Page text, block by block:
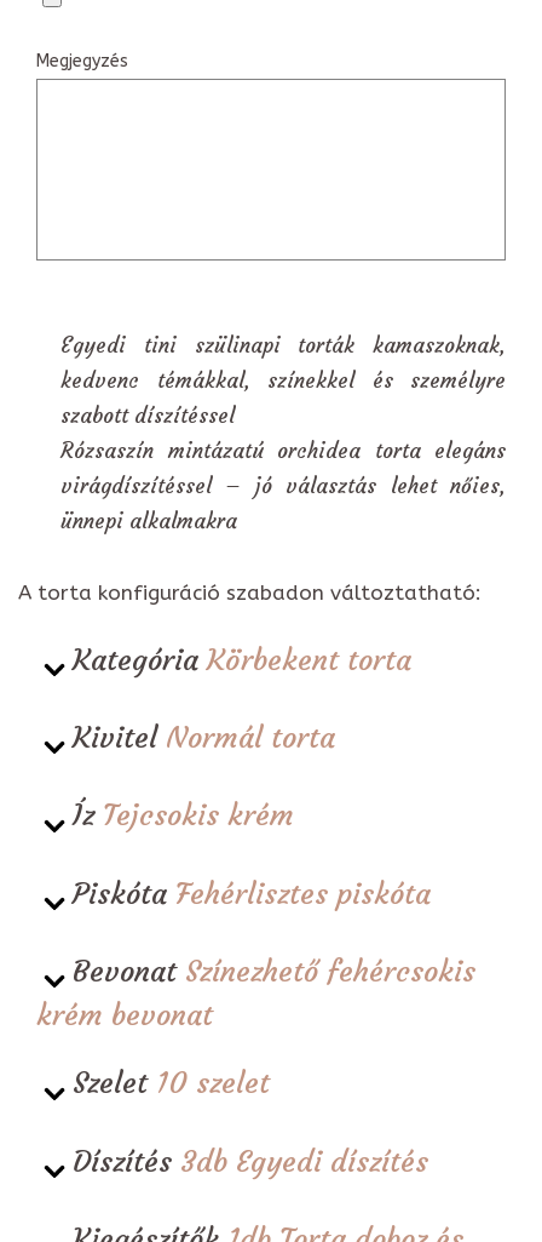
Megjegyzés
Egyedi tini szülinapi torták kamaszoknak,
kedvenc témákkal, színekkel és személyre
szabott díszítéssel
Rózsaszín mintázatú orchidea torta elegáns
virágdíszítéssel – jó választás lehet nőies,
ünnepi alkalmakra
A torta konfiguráció szabadon változtatható:
KategóriaKörbekent torta
Kivitel Normál torta
Íz Tejcsokis krém
Piskóta Fehérlisztes piskóta
Bevonat Színezhető fehércsokis
krém bevonat
Szelet 10 szelet
Díszítés 3db Egyedi díszítés